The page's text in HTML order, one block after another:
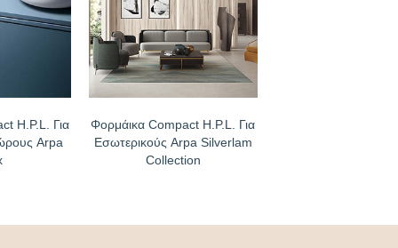
H.P.L. Για
Arpa
Φορμάικα Compact H.P.L. Για
Εσωτερικούς Arpa Silverlam
Collection